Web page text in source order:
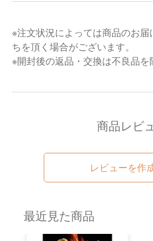
※注文状況によっては商品のお
ちを頂く場合がございます。
※開封後の返品・交換は不良品を
商品レビ
レビューを作
最近見た商品